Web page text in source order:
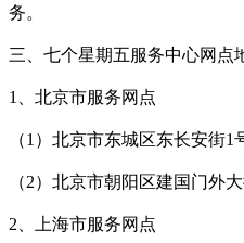
务。
三、七个星期五服务中心网点
1、北京市服务网点
（1）北京市东城区东长安街
（2）北京市朝阳区建国门外
2、上海市服务网点